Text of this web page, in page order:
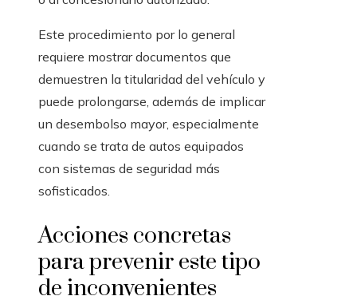
Este procedimiento por lo general
requiere mostrar documentos que
demuestren la titularidad del vehículo y
puede prolongarse, además de implicar
un desembolso mayor, especialmente
cuando se trata de autos equipados
con sistemas de seguridad más
sofisticados.
Acciones concretas
para prevenir este tipo
de inconvenientes